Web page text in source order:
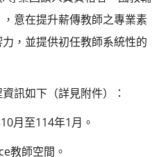
意在提升薪傳教師之專業素
，並提供初任教師系統性的
訊如下（詳見附件）：
月至114年1月。
教師空間。